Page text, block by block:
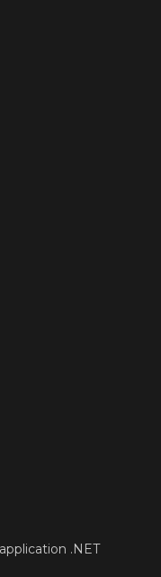
.NET